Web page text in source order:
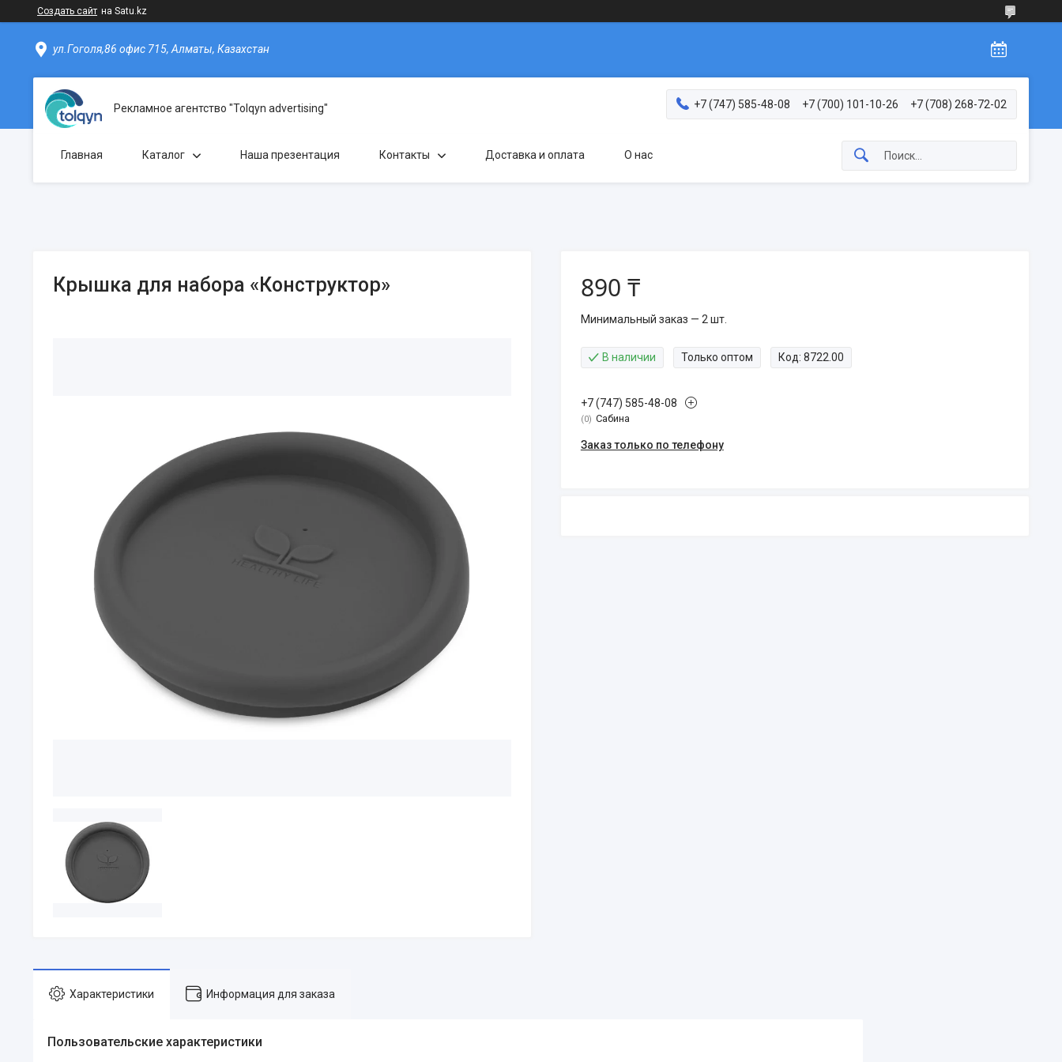
Создать сайт на Satu.kz
ул.Гоголя,86 офис 715, Алматы, Казахстан
Рекламное агентство "Tolqyn advertising" +7 (747) 585-48-08 +7 (700) 101-10-26 +7 (708) 268-72-02
Главная Каталог Наша презентация Контакты Доставка и оплата О нас
Крышка для набора «Конструктор» 890 ₸
Минимальный заказ — 2 шт.
В наличии Только оптом Код: 8722.00
+7 (747) 585-48-08
0 Сабина
Заказ только по телефону
Характеристики Информация для заказа
Пользовательские характеристики